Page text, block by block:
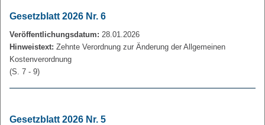
Gesetzblatt 2026 Nr. 6
Veröffentlichungsdatum: 28.01.2026
Hinweistext: Zehnte Verordnung zur Änderung der Allgemeinen
Kostenverordnung
(S. 7 - 9)
Gesetzblatt 2026 Nr. 5